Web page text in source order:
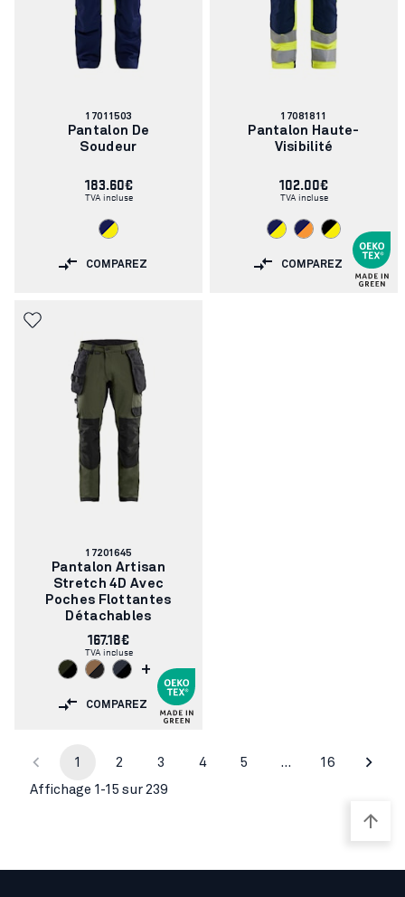
Numéro
d'article:
17011503
Pantalon De
Soudeur
183.60€
TVA incluse
COMPAREZ
Numéro
d'article:
17081811
Pantalon Haute-
Visibilité
102.00€
TVA incluse
COMPAREZ
Numéro
d'article:
17201645
Pantalon Artisan
Stretch 4D Avec
Poches Flottantes
Détachables
167.18€
TVA incluse
+
COMPAREZ
1 2 3 4 5 … 16
Affichage 1-15 sur 239